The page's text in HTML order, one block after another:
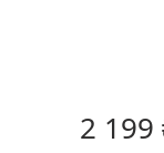
2 199